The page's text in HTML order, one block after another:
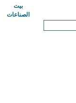
بيت(حاضِر)
الصناعات